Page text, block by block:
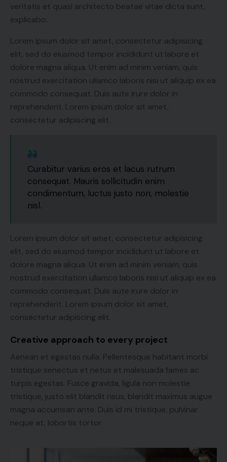
veritatis et quasi architecto beatae vitae dicta sunt,
explicabo.
Lorem ipsum dolor sit amet, consectetur adipisicing
elit, sed do eiusmod tempor incididunt ut labore et
dolore magna aliqua. Ut enim ad minim veniam, quis
nostrud exercitation ullamco laboris nisi ut aliquip ex ea
commodo consequat. Duis aute irure dolor in
reprehenderit. Lorem ipsum dolor sit amet,
consectetur adipiscing elit.
Curabitur varius eros et lacus rutrum
consequat. Mauris sollicitudin enim
condimentum, luctus justo non, molestie
nisl.
Lorem ipsum dolor sit amet, consectetur adipisicing
elit, sed do eiusmod tempor incididunt ut labore et
dolore magna aliqua. Ut enim ad minim veniam, quis
nostrud exercitation ullamco laboris nisi ut aliquip ex ea
commodo consequat. Duis aute irure dolor in
reprehenderit. Lorem ipsum dolor sit amet,
consectetur adipiscing elit.
Creative approach to every project
Aenean et egestas nulla. Pellentesque habitant morbi
tristique senectus et netus et malesuada fames ac
turpis egestas. Fusce gravida, ligula non molestie
tristique, justo elit blandit risus, blandit maximus augue
magna accumsan ante. Duis id mi tristique, pulvinar
neque at, lobortis tortor.